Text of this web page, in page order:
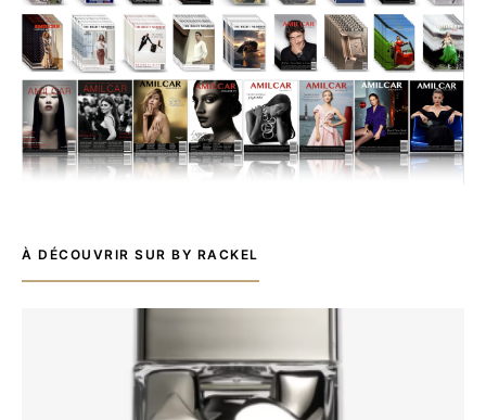
À DÉCOUVRIR SUR BY RACKEL